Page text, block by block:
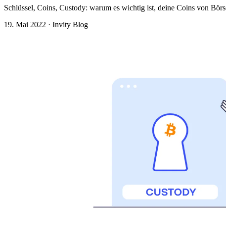
Schlüssel, Coins, Custody: warum es wichtig ist, deine Coins von
19. Mai 2022 · Invity Blog